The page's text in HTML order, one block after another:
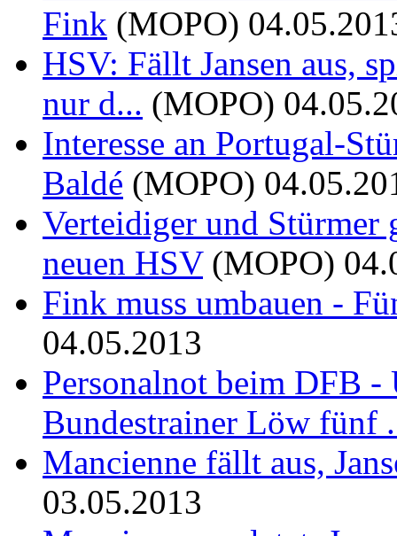
Fink (MOPO)
HSV: Fällt Jansen aus,
nur d... (MOPO)
Interesse an Portugal-
Baldé (MOPO)
Verteidiger und Stürmer
neuen HSV (MOPO)
Fink muss umbauen -
04.05.2013
Personalnot beim DFB
Bundestrainer Löw fünf
Mancienne fällt aus,
03.05.2013